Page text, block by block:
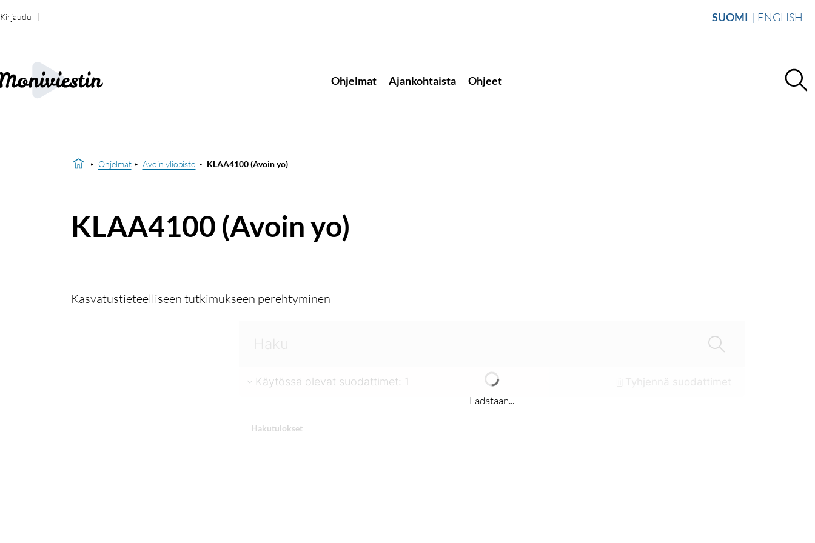
SUOMI ENGLISH
Kirjaudu
Ohjelmat Ajankohtaista Ohjeet
Ohjelmat Avoin yliopisto KLAA4100 (Avoin yo)
KLAA4100 (Avoin yo)
Kasvatustieteelliseen tutkimukseen perehtyminen
Käytössä olevat suodattimet: 1
Hakutulokset
Ladataan...